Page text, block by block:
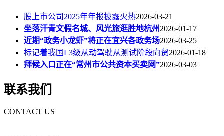
股上市公司2025年年报披露火热2026-03-21
坐落汗青文假名城、风光旅逛胜地杭州2026-01-17
近期“政务小龙虾”将正在宜兴各政务场2026-03-25
标记着我国L3级从动驾驶从测试阶段向贸2026-01-18
拜候入口正在“常州市公共资本买卖网”2026-03-03
联系我们
CONTACT US